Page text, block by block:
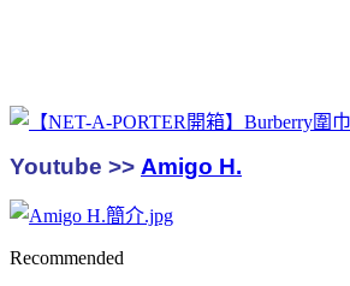
Youtube >> Amigo H.
Recommended